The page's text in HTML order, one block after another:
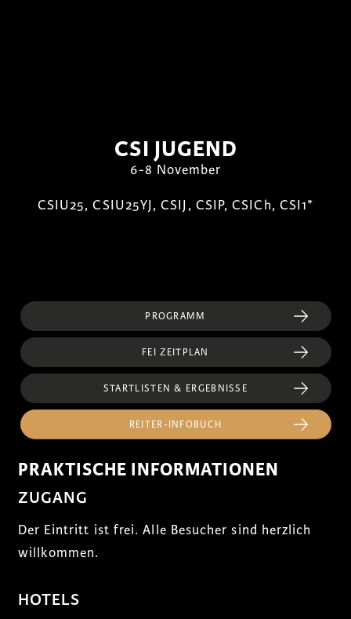
CSI JUGEND
6-8 November
CSIU25, CSIU25YJ, CSIJ, CSIP, CSICh, CSI1*
PROGRAMM
FEI ZEITPLAN
STARTLISTEN & ERGEBNISSE
REITER-INFOBUCH
PRAKTISCHE INFORMATIONEN
ZUGANG
Der Eintritt ist frei. Alle Besucher sind herzlich
willkommen.
HOTELS